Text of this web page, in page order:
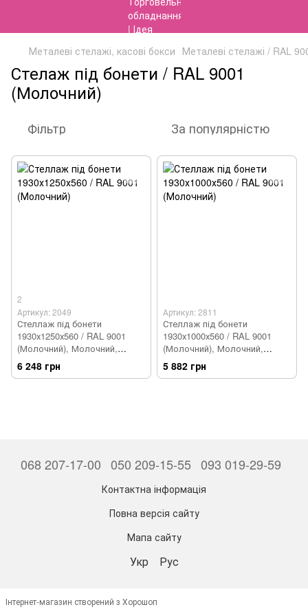
Металеві стелажі, касові бокси Металеві стелажі / RAL
Стелаж під бонети / RAL 9001
(Молочний)
Фільтр За популярністю
2
Артикул: 2049
Стеллаж під бонети
1930х1250х560 / RAL 9001
(Молочний), Молочний,
Молочний
6 248 грн
Артикул: 2811
Стеллаж під бонети
1930х1000х560 / RAL 9001
(Молочний), Молочний,
Молочний
5 882 грн
068 207-17-00 050 209-15-55 093 019-29-59
Контактна інформація
Повна версія сайту
Мапа сайту
Укр Рус
Інтернет-магазин створений з Хорошоп